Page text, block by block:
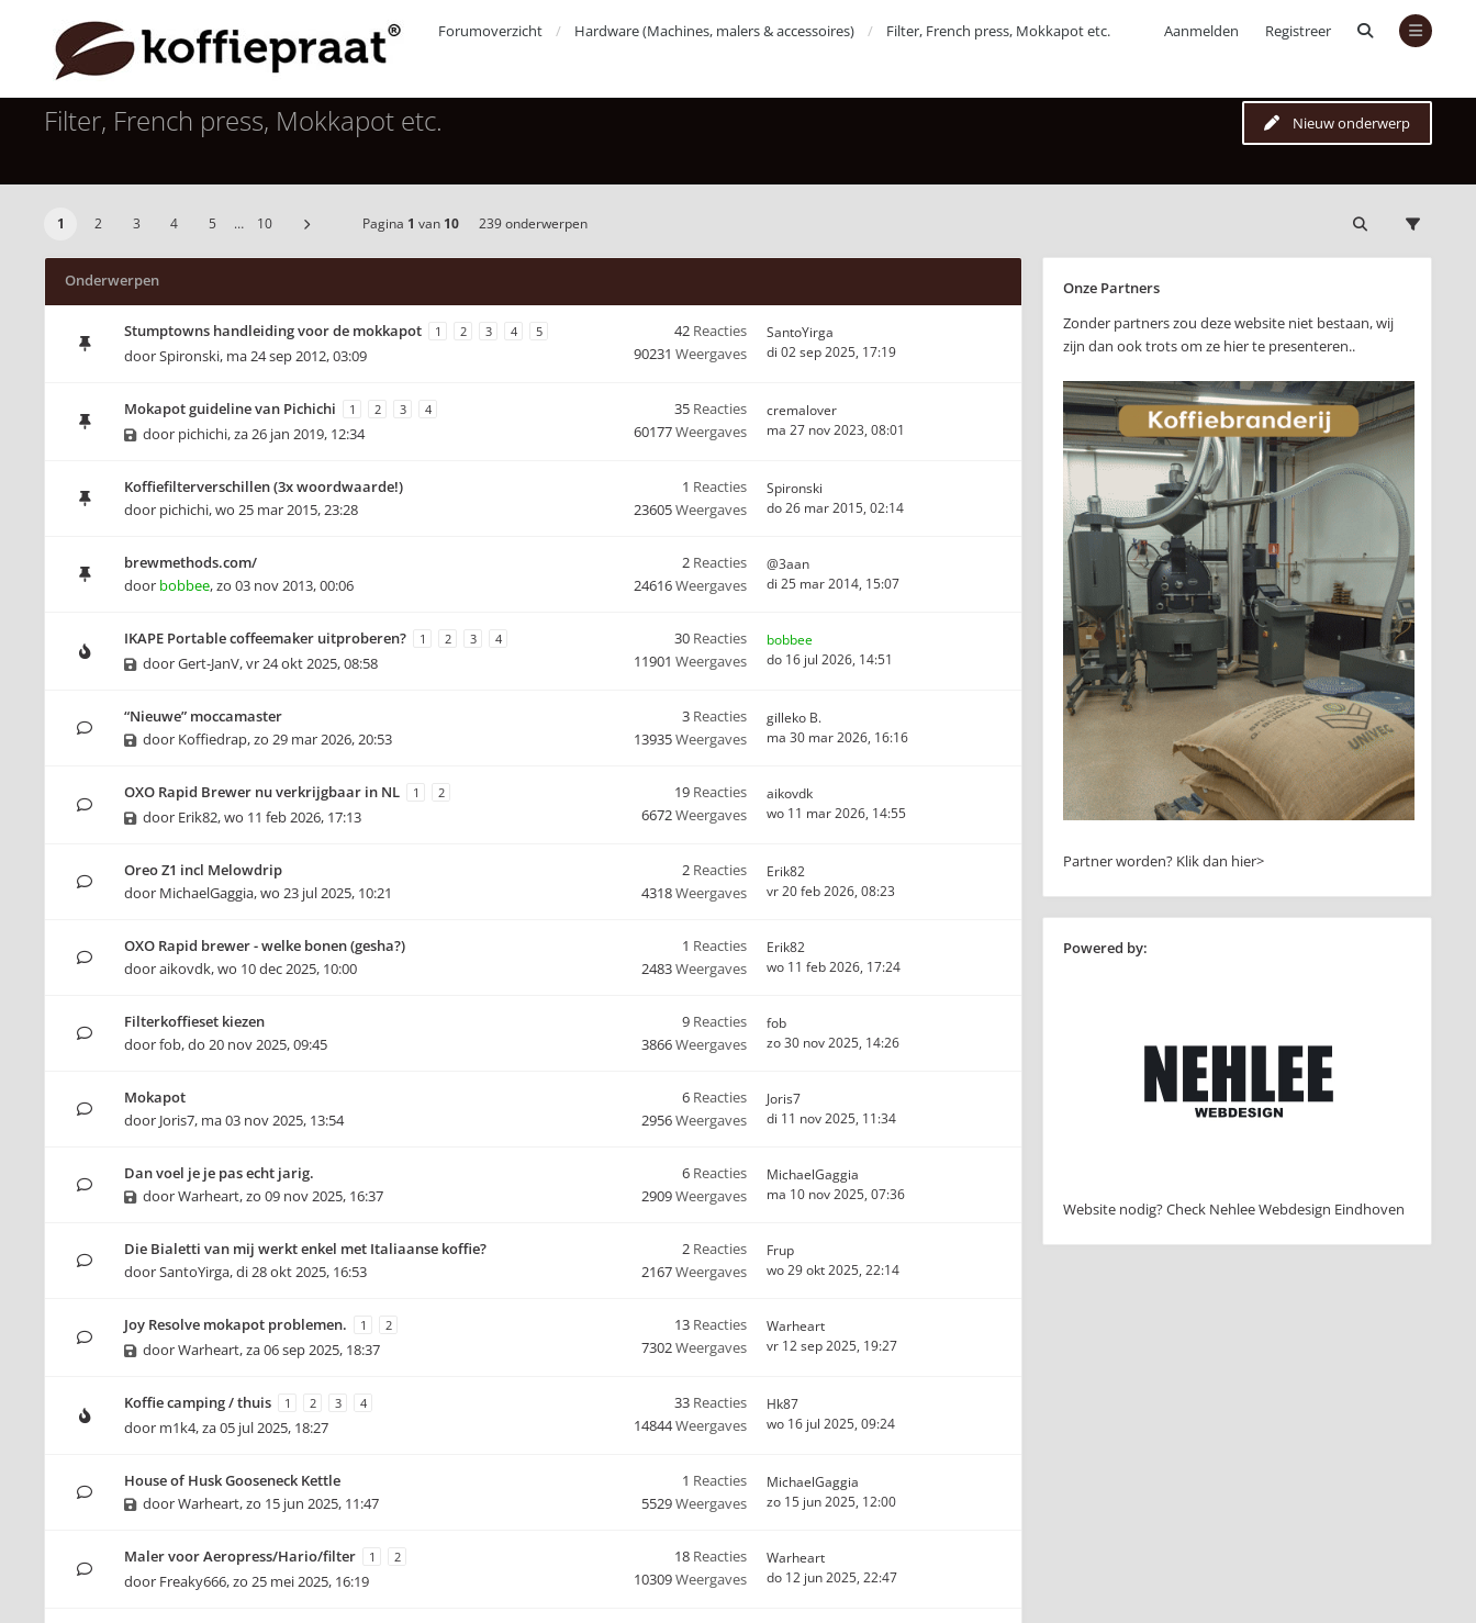
Aanmelden Registreer
Forumoverzicht Hardware (Machines, malers & accessoires) Filter, French press, Mokkapot etc.
Filter, French press, Mokkapot etc. Nieuw onderwerp
1 2 3 4 5 … 10 Pagina 1 van 10 239 onderwerpen
Onderwerpen
Stumptowns handleiding voor de mokkapot 1 2 3 4 5
doorSpironski, ma 24 sep 2012, 03:09
42 Reacties
90231 Weergaves
SantoYirga
di 02 sep 2025, 17:19
Mokapot guideline van Pichichi 1 2 3 4
door pichichi,za 26 jan 2019, 12:34
35 Reacties
60177Weergaves
cremalover
ma 27 nov 2023, 08:01
Koffiefilterverschillen (3x woordwaarde!)
door pichichi,wo 25 mar 2015, 23:28
1 Reacties
23605Weergaves
Spironski
do 26 mar 2015, 02:14
brewmethods.com/
door bobbee,zo 03 nov 2013, 00:06
2 Reacties
24616Weergaves
@3aan
di 25 mar 2014, 15:07
IKAPE Portable coffeemaker uitproberen? 1 2 3 4
doorGert-JanV,vr 24 okt 2025, 08:58
30 Reacties
11901 Weergaves
bobbee
do 16 jul 2026, 14:51
“Nieuwe” moccamaster
door Koffiedrap,zo 29 mar 2026, 20:53
3 Reacties
13935Weergaves
gilleko B.
ma 30 mar 2026, 16:16
OXO Rapid Brewer nu verkrijgbaar in NL 1 2
door Erik82,wo 11 feb 2026, 17:13
19 Reacties
6672Weergaves
aikovdk
wo 11 mar 2026, 14:55
Oreo Z1 incl Melowdrip
door MichaelGaggia,wo 23 jul 2025, 10:21
2 Reacties
4318Weergaves
Erik82
vr 20 feb 2026, 08:23
OXO Rapid brewer - welke bonen (gesha?)
dooraikovdk,wo 10 dec 2025, 10:00
1 Reacties
2483Weergaves
Erik82
wo 11 feb 2026, 17:24
Filterkoffieset kiezen
doorfob,do 20 nov 2025, 09:45
9 Reacties
3866Weergaves
fob
zo 30 nov 2025, 14:26
Mokapot
door Joris7, ma 03 nov 2025, 13:54
6 Reacties
2956Weergaves
Joris7
di 11 nov 2025, 11:34
Dan voel je je pas echt jarig.
doorWarheart,zo 09 nov 2025, 16:37
6 Reacties
2909Weergaves
MichaelGaggia
ma 10 nov 2025, 07:36
Die Bialetti van mij werkt enkel met Italiaanse koffie?
doorSantoYirga,di 28 okt 2025, 16:53
2 Reacties
2167Weergaves
Frup
wo 29 okt 2025, 22:14
Joy Resolve mokapot problemen. 1 2
doorWarheart,za 06 sep 2025, 18:37
13 Reacties
7302Weergaves
Warheart
vr 12 sep 2025, 19:27
Koffie camping / thuis 1 2 3 4
door m1k4,za 05 jul 2025, 18:27
33 Reacties
14844Weergaves
Hk87
wo 16 jul 2025, 09:24
House of Husk Gooseneck Kettle
doorWarheart,zo 15 jun 2025, 11:47
1 Reacties
5529Weergaves
MichaelGaggia
zo 15 jun 2025, 12:00
Maler voor Aeropress/Hario/filter 1 2
door Freaky666,zo 25 mei 2025, 16:19
18 Reacties
10309Weergaves
Warheart
do 12 jun 2025, 22:47
Onze Partners
Zonder partners zou deze website niet bestaan, wij
zijn dan ook trots om ze hier te presenteren..
Partner worden? Klik dan hier>
Powered by:
Website nodig? Check Nehlee Webdesign Eindhoven